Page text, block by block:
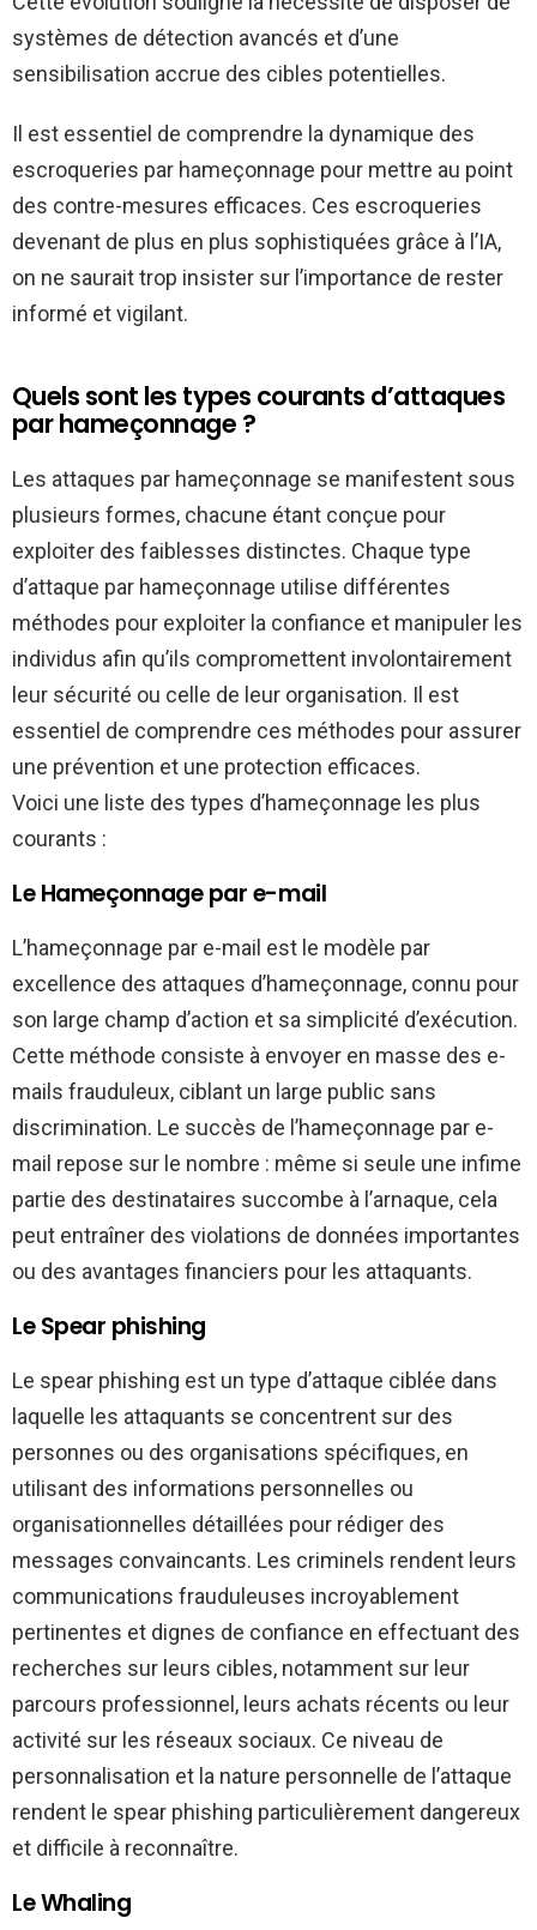
systèmes de détection avancés et d’une
sensibilisation accrue des cibles potentielles.
Il est essentiel de comprendre la dynamique des
escroqueries par hameçonnage pour mettre au point
des contre-mesures efficaces. Ces escroqueries
devenant de plus en plus sophistiquées grâce à l’IA,
on ne saurait trop insister sur l’importance de rester
informé et vigilant.
Quels sont les types courants d’attaques
par hameçonnage ?
Les attaques par hameçonnage se manifestent sous
plusieurs formes, chacune étant conçue pour
exploiter des faiblesses distinctes. Chaque type
d’attaque par hameçonnage utilise différentes
méthodes pour exploiter la confiance et manipuler les
individus afin qu’ils compromettent involontairement
leur sécurité ou celle de leur organisation. Il est
essentiel de comprendre ces méthodes pour assurer
une prévention et une protection efficaces.
Voici une liste des types d’hameçonnage les plus
courants :
Le Hameçonnage par e-mail
L’hameçonnage par e-mail est le modèle par
excellence des attaques d’hameçonnage, connu pour
son large champ d’action et sa simplicité d’exécution.
Cette méthode consiste à envoyer en masse des e-
mails frauduleux, ciblant un large public sans
discrimination. Le succès de l’hameçonnage par e-
mail repose sur le nombre : même si seule une infime
partie des destinataires succombe à l’arnaque, cela
peut entraîner des violations de données importantes
ou des avantages financiers pour les attaquants.
Le Spear phishing
Le spear phishing est un type d’attaque ciblée dans
laquelle les attaquants se concentrent sur des
personnes ou des organisations spécifiques, en
utilisant des informations personnelles ou
organisationnelles détaillées pour rédiger des
messages convaincants. Les criminels rendent leurs
communications frauduleuses incroyablement
pertinentes et dignes de confiance en effectuant des
recherches sur leurs cibles, notamment sur leur
parcours professionnel, leurs achats récents ou leur
activité sur les réseaux sociaux. Ce niveau de
personnalisation et la nature personnelle de l’attaque
rendent le spear phishing particulièrement dangereux
et difficile à reconnaître.
Le Whaling